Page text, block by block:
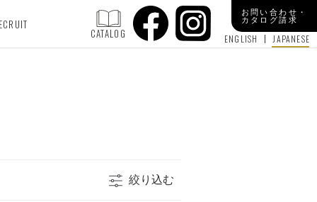
CATALOG ENGLISH JAPANESE
お問い合わせ・
カタログ請求
絞り込む